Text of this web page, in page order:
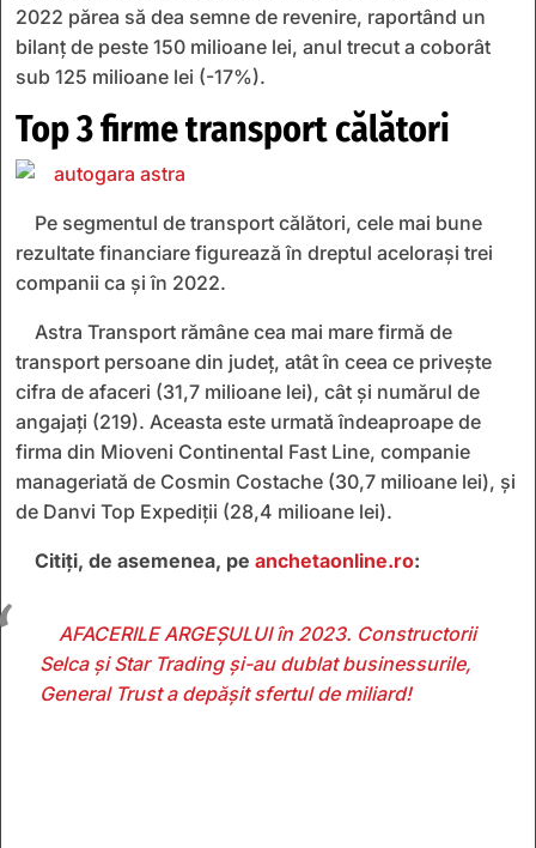
2022 părea să dea semne de revenire, raportând un
bilanţ de peste 150 milioane lei, anul trecut a coborât
sub 125 milioane lei (-17%).
Top 3 firme transport călători
Pe segmentul de transport călători, cele mai bune
rezultate financiare figurează în dreptul aceloraşi trei
companii ca şi în 2022.
Astra Transport rămâne cea mai mare firmă de
transport persoane din judeţ, atât în ceea ce privește
cifra de afaceri (31,7 milioane lei), cât şi numărul de
angajaţi (219). Aceasta este urmată îndeaproape de
firma din Mioveni Continental Fast Line, companie
manageriată de Cosmin Costache (30,7 milioane lei), şi
de Danvi Top Expediţii (28,4 milioane lei).
Citiți, de asemenea, pe anchetaonline.ro:
AFACERILE ARGEŞULUI în 2023. Constructorii
Selca și Star Trading şi-au dublat businessurile,
General Trust a depăşit sfertul de miliard!